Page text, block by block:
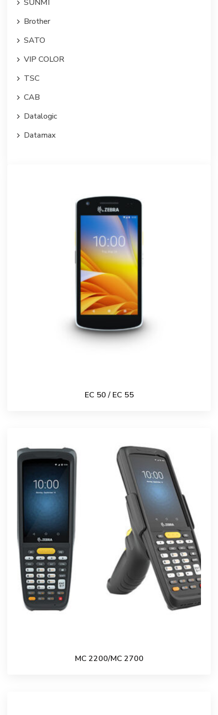
SUNMI
Brother
SATO
VIP COLOR
TSC
CAB
Datalogic
Datamax
EC 50 / EC 55
MC 2200/MC 2700